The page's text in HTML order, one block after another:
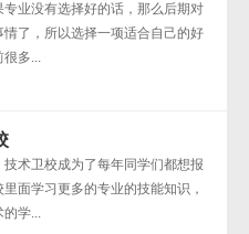
业没有选择好的话，那么后期对
了，所以选择一项适合自己的好
很多...
术卫校成为了每年同学们都想报
面学习更多的专业的技能知识，
的学...